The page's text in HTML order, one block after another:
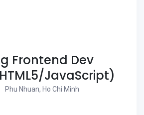
Frontend Dev
JavaScript)
Phu Nhuan, Ho Chi Minh